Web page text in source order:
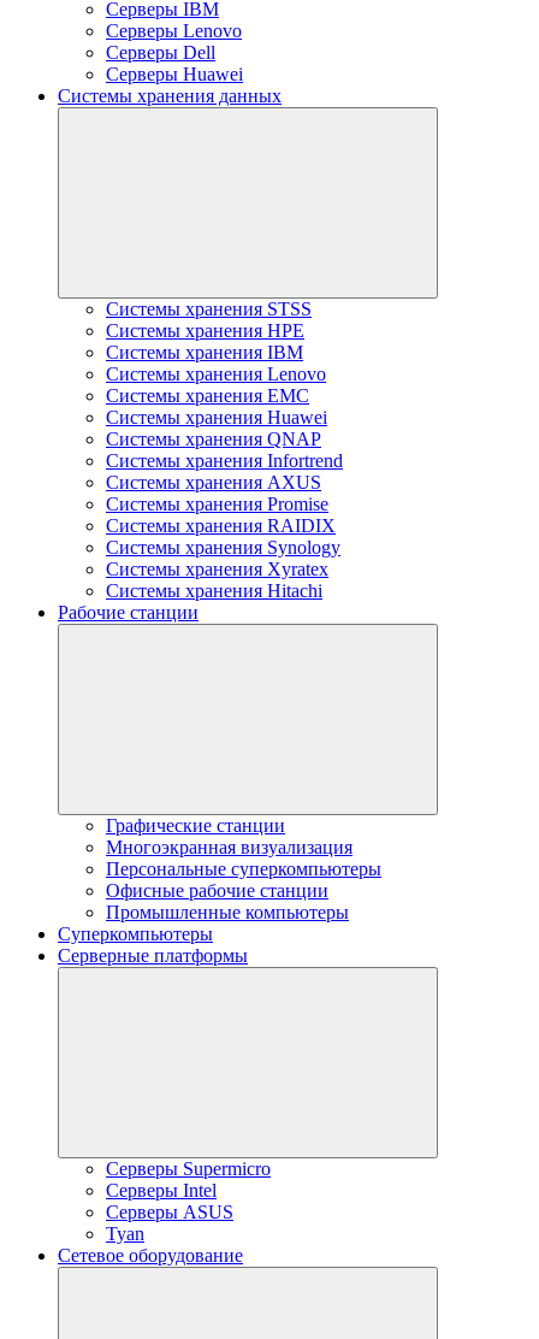
Серверы IBM
Серверы Lenovo
Серверы Dell
Серверы Huawei
Системы хранения данных
Системы хранения STSS
Системы хранения HPE
Системы хранения IBM
Системы хранения Lenovo
Системы хранения EMC
Системы хранения Huawei
Системы хранения QNAP
Системы хранения Infortrend
Системы хранения AXUS
Системы хранения Promise
Системы хранения RAIDIX
Системы хранения Synology
Системы хранения Xyratex
Системы хранения Hitachi
Рабочие станции
Графические станции
Многоэкранная визуализация
Персональные суперкомпьютеры
Офисные рабочие станции
Промышленные компьютеры
Суперкомпьютеры
Серверные платформы
Серверы Supermicro
Серверы Intel
Серверы ASUS
Tyan
Сетевое оборудование